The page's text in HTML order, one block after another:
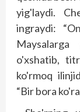
yig'laydi.
ingraydi:
o'xshatib,
ko'rmoq
“Bir bora